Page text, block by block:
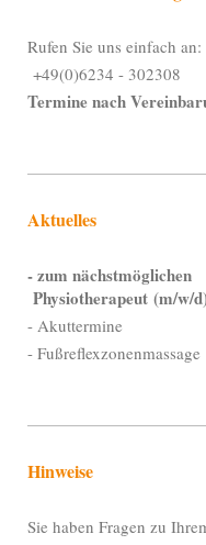
Rufen Sie uns einfach an:
+49(0)6234 - 302308
Termine nach
Aktuelles
- zum
Physiotherapeut (m/w/
- Akuttermine
- Fußreflexzonenmassage
Hinweise
Sie haben Fragen zu